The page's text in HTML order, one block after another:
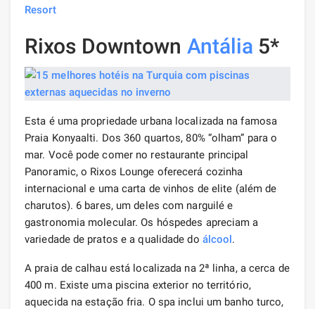
Resort
Rixos Downtown Antália 5*
Esta é uma propriedade urbana localizada na famosa
Praia Konyaalti. Dos 360 quartos, 80% “olham” para o
mar. Você pode comer no restaurante principal
Panoramic, o Rixos Lounge oferecerá cozinha
internacional e uma carta de vinhos de elite (além de
charutos). 6 bares, um deles com narguilé e
gastronomia molecular. Os hóspedes apreciam a
variedade de pratos e a qualidade do álcool.
A praia de calhau está localizada na 2ª linha, a cerca de
400 m. Existe uma piscina exterior no território,
aquecida na estação fria. O spa inclui um banho turco,